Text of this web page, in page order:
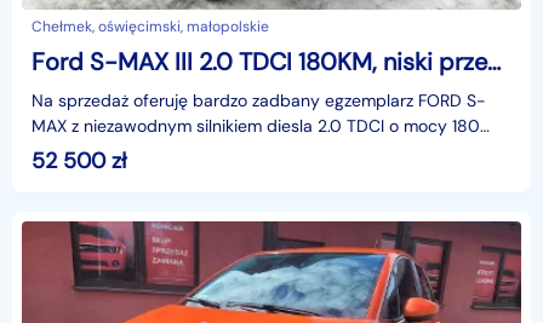
Chełmek, oświęcimski, małopolskie
Ford S-MAX III 2.0 TDCI 180KM, niski przebieg, zadbany, serwisowany
Na sprzedaż oferuję bardzo zadbany egzemplarz FORD S-
MAX z niezawodnym silnikiem diesla 2.0 TDCI o mocy 180
KM. Auto pochodzi z 2018 roku, ma przebieg 169200 km
52 500zł